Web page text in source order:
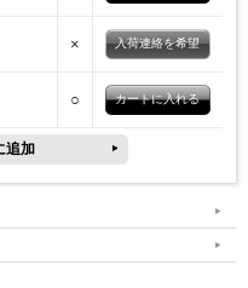
× 入荷連絡を希望
○